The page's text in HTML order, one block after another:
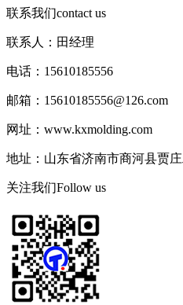
联系我们contact us
联系人：田经理
电话：15610185556
邮箱：15610185556@126.com
网址：www.kxmolding.com
地址：山东省济南市商河县贾
关注我们Follow us